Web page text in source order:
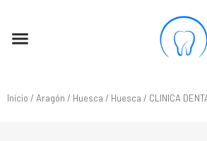
Inicio / Aragón / Huesca / Huesca / CLINICA